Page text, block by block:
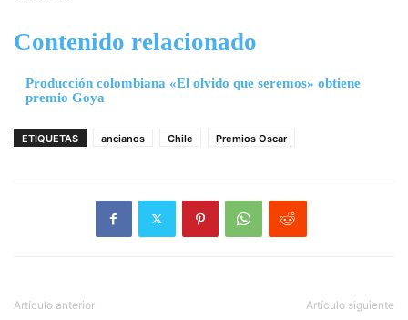
Contenido relacionado
Producción colombiana «El olvido que seremos» obtiene
premio Goya
ETIQUETAS ancianos Chile Premios Oscar
Artículo anterior Artículo siguiente